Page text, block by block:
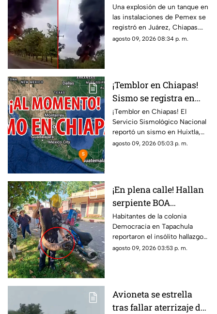
hidrocarburo de Pemex
en Chiapas
Una explosión de un tanque en
las instalaciones de Pemex se
registró en Juárez, Chiapas.
Entérate de los detalles y el
agosto 09, 2026 08:34 p. m.
¡Temblor en Chiapas!
Sismo se registra en
Huixtla HOY: epicentro
y magnitud
¡Temblor en Chiapas! El
Servicio Sismológico Nacional
reportó un sismo en Huixtla,
Chiapas. Aquí te contamos
agosto 09, 2026 05:03 p. m.
¡En plena calle! Hallan
serpiente BOA
constrictor en
Tapachula, Chiapas
Habitantes de la colonia
Democracia en Tapachula
reportaron el insólito hallazgo
de una boa de gran tamaño en
agosto 09, 2026 03:53 p. m.
Avioneta se estrella
tras fallar aterrizaje de